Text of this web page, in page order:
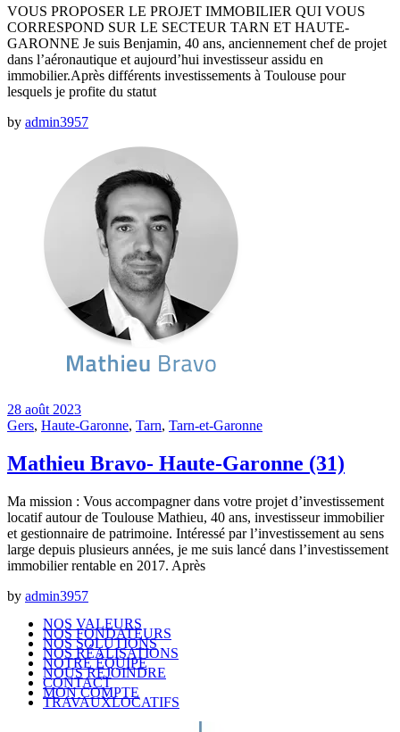
VOUS PROPOSER LE PROJET IMMOBILIER QUI VOUS
CORRESPOND SUR LE SECTEUR TARN ET HAUTE-
GARONNE Je suis Benjamin, 40 ans, anciennement chef de projet
dans l’aéronautique et aujourd’hui investisseur assidu en
immobilier.Après différents investissements à Toulouse pour
lesquels je profite du statut
by admin3957
28 août 2023
Gers, Haute-Garonne, Tarn, Tarn-et-Garonne
Mathieu Bravo- Haute-Garonne (31)
Ma mission : Vous accompagner dans votre projet d’investissement
locatif autour de Toulouse Mathieu, 40 ans, investisseur immobilier
et gestionnaire de patrimoine. Intéressé par l’investissement au sens
large depuis plusieurs années, je me suis lancé dans l’investissement
immobilier rentable en 2017. Après
by admin3957
NOS VALEURS
NOS FONDATEURS
NOS SOLUTIONS
NOS RÉALISATIONS
NOTRE ÉQUIPE
NOUS REJOINDRE
CONTACT
MON COMPTE
TRAVAUXLOCATIFS